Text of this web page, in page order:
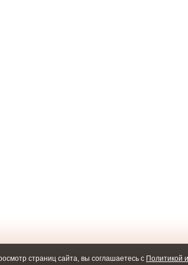
страниц сайта, вы соглашаетесь с Политикой